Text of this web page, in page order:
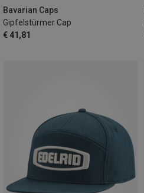
Bavarian Caps
Gipfelstürmer Cap
€ 41,81